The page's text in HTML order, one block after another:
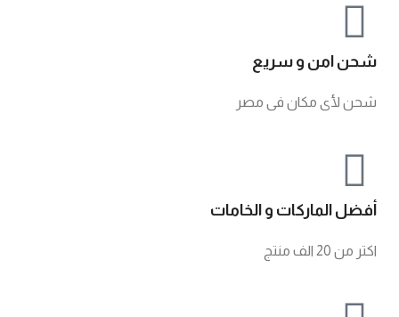
شحن امن و سريع
شحن لأى مكان فى مصر
أفضل الماركات و الخامات
اكتر من 20 الف منتج